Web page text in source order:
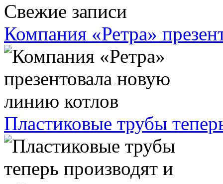
Свежие записи
Компания «Ретра»
Пластиковые трубы